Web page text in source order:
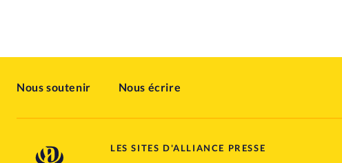
Nous soutenir Nous écrire
LES SITES D'ALLIANCE PRESSE